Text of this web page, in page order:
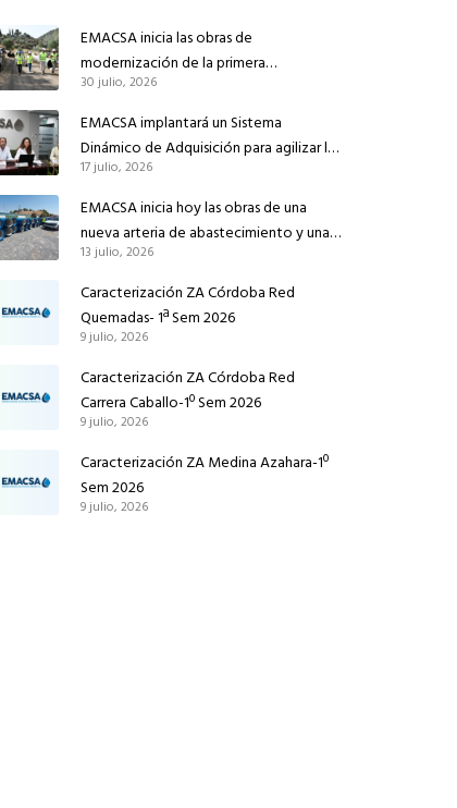
EMACSA inicia las obras de
modernización de la primera
conducción de abastecimiento para
reforzar el suministro de agua de
Córdoba
30 julio, 2026
EMACSA implantará un Sistema
Dinámico de Adquisición para agilizar la
contratación de obras en sus redes e
instalaciones
17 julio, 2026
EMACSA inicia hoy las obras de una
nueva arteria de abastecimiento y una
red de agua no potable en Ingeniero
Ruiz de Azúa
13 julio, 2026
Caracterización ZA Córdoba Red
Quemadas- 1ª Sem 2026
9 julio, 2026
Caracterización ZA Córdoba Red
Carrera Caballo-1º Sem 2026
9 julio, 2026
Caracterización ZA Medina Azahara-1º
Sem 2026
9 julio, 2026